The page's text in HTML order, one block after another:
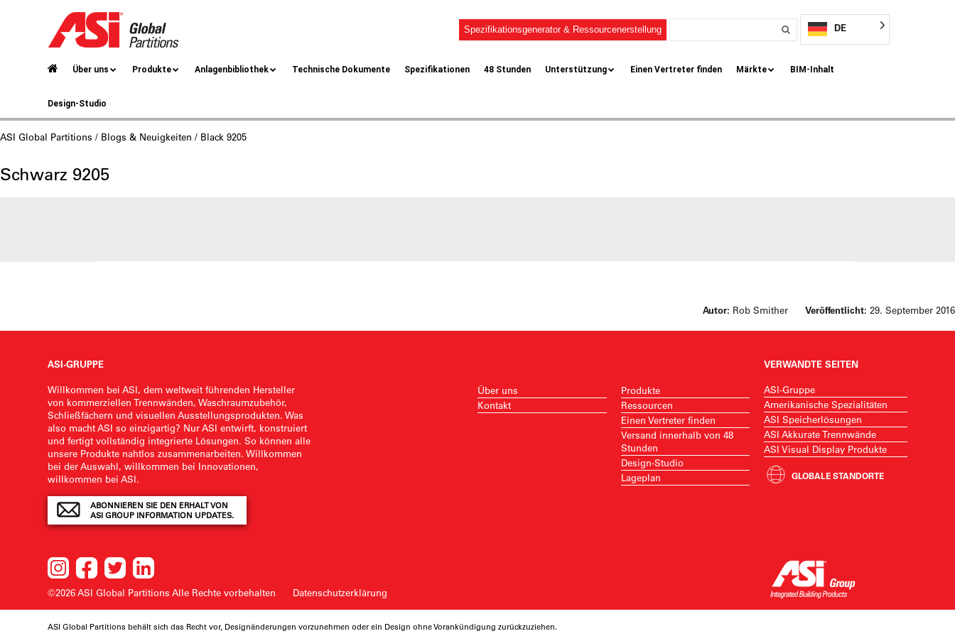
Spezifikationsgenerator & Ressourcenerstellung DE
Über uns Produkte Anlagenbibliothek Technische Dokumente Spezifikationen 48 Stunden Unterstützung Einen Vertreter finden Märkte BIM-Inhalt
Design-Studio
ASI Global Partitions / Blogs & Neuigkeiten / Black 9205
Schwarz 9205
Autor: Rob Smither Veröffentlicht: 29. September 2016
ASI-GRUPPE
Willkommen bei ASI, dem weltweit führenden Hersteller
von kommerziellen Trennwänden, Waschraumzubehör,
Schließfächern und visuellen Ausstellungsprodukten. Was
also macht ASI so einzigartig? Nur ASI entwirft, konstruiert
und fertigt vollständig integrierte Lösungen. So können alle
unsere Produkte nahtlos zusammenarbeiten. Willkommen
bei der Auswahl, willkommen bei Innovationen,
willkommen bei ASI.
ABONNIEREN SIE DEN ERHALT VON
ASI GROUP INFORMATION UPDATES.
Über uns
Kontakt
Produkte
Ressourcen
Einen Vertreter finden
Versand innerhalb von 48
Stunden
Design-Studio
Lageplan
VERWANDTE SEITEN
ASI-Gruppe
Amerikanische Spezialitäten
ASI Speicherlösungen
ASI Akkurate Trennwände
ASI Visual Display Produkte
GLOBALE STANDORTE
©2026 ASI Global PartitionsAlle Rechte vorbehalten Datenschutzerklärung
ASI Global Partitions behält sich das Recht vor, Designänderungen vorzunehmen oder ein Design ohne Vorankündigung zurückzuziehen.